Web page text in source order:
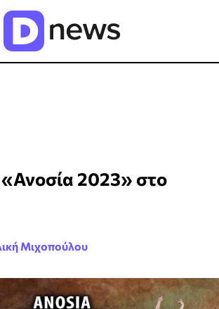
2023» στο
Μιχοπούλου